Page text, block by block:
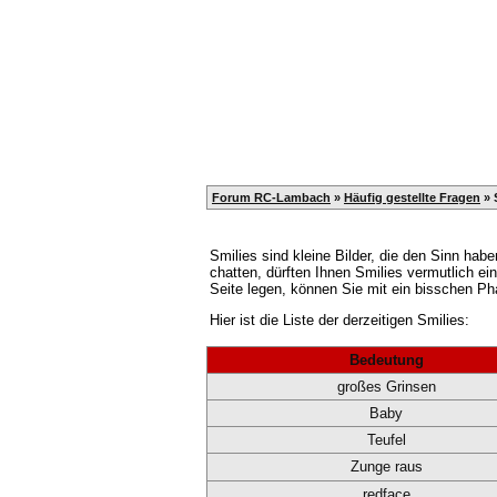
Forum RC-Lambach » Häufig gestellte Fragen »
Smilies sind kleine Bilder, die den Sinn
chatten, dürften Ihnen Smilies vermutlich
Seite legen, können Sie mit ein bisschen
Hier ist die Liste der derzeitigen Smilies:
Bedeutung
großes Grinsen
Baby
Teufel
Zunge raus